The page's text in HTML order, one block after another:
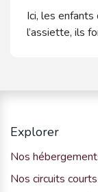
Ici, les
l’assiette, ils
Explorer
Nos
Nos circuits courts